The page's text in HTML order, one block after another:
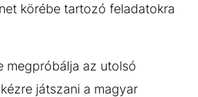
körébe tartozó feladatokra
megpróbálja az utolsó
játszani a magyar